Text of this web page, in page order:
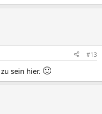
#13
sein hier. 🙂